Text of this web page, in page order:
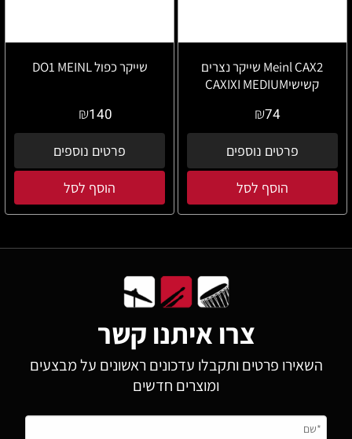
Meinl CAX2 שייקר נצרים
קשישיCAXIXI MEDIUM
₪74
פרטים נוספים
הוסף לסל
שייקר כפול DO1 MEINL
₪140
פרטים נוספים
הוסף לסל
צרו איתנו קשר
השאירו פרטים ותקבלו עדכונים ראשונים על מבצעים
ומוצרים חדשים